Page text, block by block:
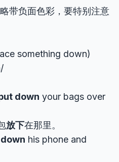
带负面色彩，要特别注意
something down)
down your bags over
放下在那里。
his phone and